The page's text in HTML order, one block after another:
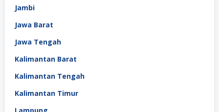
Jambi
Jawa Barat
Jawa Tengah
Kalimantan Barat
Kalimantan Tengah
Kalimantan Timur